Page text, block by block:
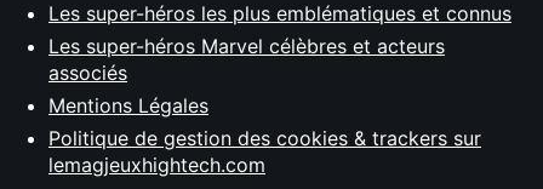
Les super-héros les plus emblématiques et connus
Les super-héros Marvel célèbres et acteurs
associés
Mentions Légales
Politique de gestion des cookies & trackers sur
lemagjeuxhightech.com